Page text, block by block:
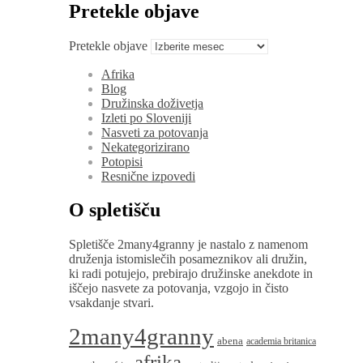
Pretekle objave
Pretekle objave
Afrika
Blog
Družinska doživetja
Izleti po Sloveniji
Nasveti za potovanja
Nekategorizirano
Potopisi
Resnične izpovedi
O spletišču
Spletišče 2many4granny je nastalo z namenom
druženja istomislečih posameznikov ali družin,
ki radi potujejo, prebirajo družinske anekdote in
iščejo nasvete za potovanja, vzgojo in čisto
vsakdanje stvari.
2many4granny abena academia britanica